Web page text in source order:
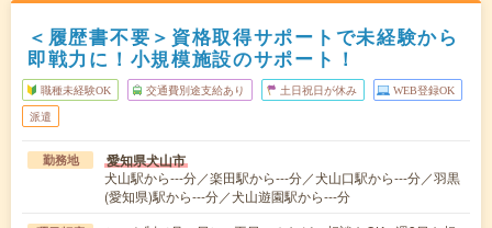
＜履歴書不要＞資格取得サポートで未経験から
即戦力に！小規模施設のサポート！
職種未経験OK 交通費別途支給あり 土日祝日が休み WEB登録OK
派遣
勤務地 愛知県犬山市
犬山駅から---分／楽田駅から---分／犬山口駅から---分／羽黒
(愛知県)駅から---分／犬山遊園駅から---分